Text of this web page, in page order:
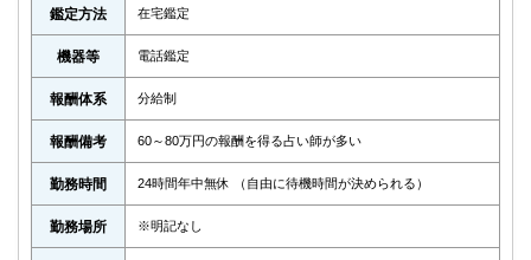
鑑定方法 在宅鑑定
機器等 電話鑑定
報酬体系 分給制
報酬備考 60～80万円の報酬を得る占い師が多い
勤務時間 24時間年中無休 （自由に待機時間が決められる）
勤務場所 ※明記なし